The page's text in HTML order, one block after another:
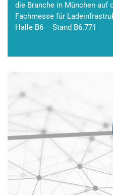
die Branche in München auf
Fachmesse für
Halle B6 – Stand B6.771